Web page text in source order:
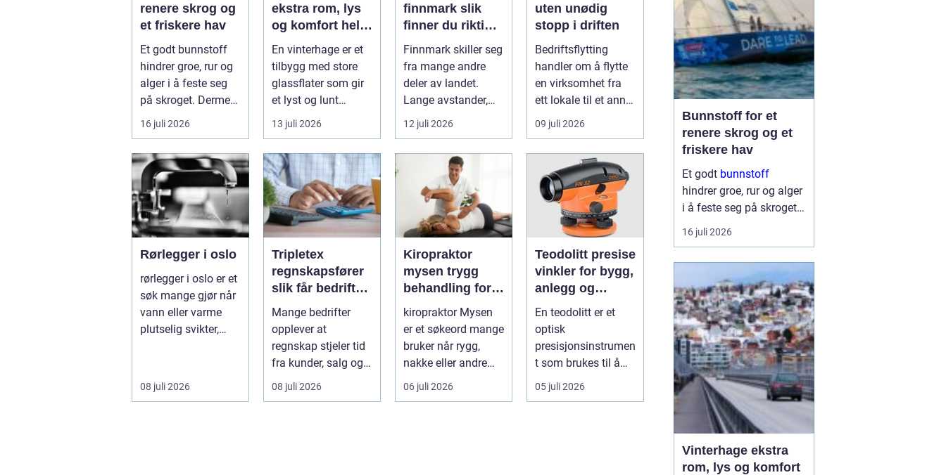
renere skrog og
et friskere hav
Et godt bunnstoff
hindrer groe, rur og
alger i å feste seg
på skroget. Dermed
holder båten bedre
far...
16 juli 2026
ekstra rom, lys
og komfort hele
året
En vinterhage er et
tilbygg med store
glassflater som gir
et lyst og lunt
oppholdsrom nær
hagen, ogs...
13 juli 2026
finnmark slik
finner du riktig
juridisk hjelp
Finnmark skiller seg
fra mange andre
deler av landet.
Lange avstander,
små lokalsamfunn,
sterk tilkn...
12 juli 2026
uten unødig
stopp i driften
Bedriftsflytting
handler om å flytte
en virksomhet fra
ett lokale til et annet
med minst mulig...
09 juli 2026
Rørlegger i oslo
rørlegger i oslo er et
søk mange gjør når
vann eller varme
plutselig svikter,
08 juli 2026
Tripletex
regnskapsfører
slik får bedriften
mer ut av
regnskapet
Mange bedrifter
opplever at
regnskap stjeler tid
fra kunder, salg og
utvikling av
virksomheten.
08 juli 2026
Kiropraktor
mysen trygg
behandling for
rygg, nakke og
ledd
kiropraktor Mysen
er et søkeord mange
bruker når rygg,
nakke eller andre
muskel og
leddplager begynn...
06 juli 2026
Teodolitt presise
vinkler for bygg,
anlegg og
kartlegging
En teodolitt er et
optisk
presisjonsinstrumen
t som brukes til å
måle horisontale og
vertikale vinkle...
05 juli 2026
transp...
Bunnstoff for et
renere skrog og et
friskere hav
Et godt bunnstoff
hindrer groe, rur og alger
i å feste seg på skroget.
Dermed holder båten
bedre fart, bruker mindre
mindre vedlikehold på
land. Samtidig begynner
flere båteiere ...
16 juli 2026
Vinterhage ekstra
rom, lys og komfort